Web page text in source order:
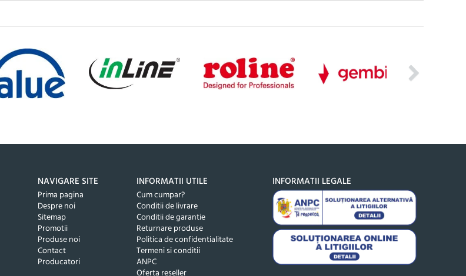
NAVIGARE SITE
Prima pagina
Despre noi
Sitemap
Promotii
Produse noi
Contact
Producatori
INFORMATII UTILE
Cum cumpar?
Conditii de livrare
Conditii de garantie
Returnare produse
Politica de confidentialitate
Termeni si conditii
ANPC
INFORMATII LEGALE